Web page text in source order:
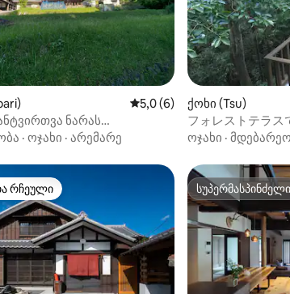
ჩვენ ვიზრუნეთ
სტუმრობაზე,
სხივები და
დამზადებული სახურავი
დავტოვეთ.მთების
რბილი შუქი, რომელიც
შეგიძლიათ
ყოველდღიური რუტინა.
გარემოს გამო, გირჩევთ,
მოდიხართ, თქვენი
შეგვიძლია
მგზავრების აყვანისა და
უახლოეს
ქალაქის ხმაურისგან
თუ დიდ იაპონურ
ოთახს გაყოფთ).
რაოდენობის
Თუ ოთახის
გაქვთ,
4,98, 41 მიმოხილვა
საშუალო შეფასებაა 5‑დან
5,0 (6)
ნარას
｜კერძო ტრადიციული
· ოჯახი · არემარე
ქოხი (Tsu)
フォレストテラス
いえ KAGEYAN
ოჯახი ·
რჩეული
რჩეული სუპერმასპინძელი
სუპერმასპინძელი